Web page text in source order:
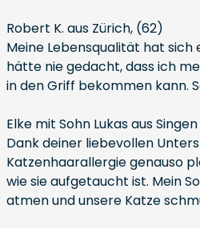
Robert K. aus Zürich, (62)
Meine Lebensqualität hat
hätte nie gedacht, dass ich
in den Griff bekommen kann.
Elke mit Sohn Lukas aus Singen
Dank deiner liebevollen
Katzenhaarallergie genauso
wie sie aufgetaucht ist. Mein
atmen und unsere Katze